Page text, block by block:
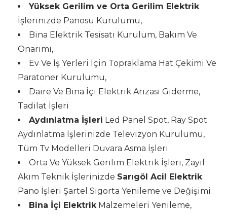
Yüksek Gerilim ve Orta Gerilim Elektrik
İşlerinizde Panosu Kurulumu,
Bina Elektrik Tesisatı Kurulum, Bakım Ve
Onarımı,
Ev Ve İş Yerleri İçin Topraklama Hat Çekimi Ve
Paratoner Kurulumu,
Daire Ve Bina İçi Elektrik Arızası Giderme,
Tadilat İşleri
Aydınlatma İşleri Led Panel Spot, Ray Spot
Aydınlatma İşlerinizde Televizyon Kurulumu,
Tüm Tv Modelleri Duvara Asma İşleri
Orta Ve Yüksek Gerilim Elektrik İşleri, Zayıf
Akım Teknik İşlerinizde Sarıgöl Acil Elektrik
Pano İşleri Şartel Sigorta Yenileme ve Değişimi
Bina İçi ElektrikMalzemeleri Yenileme,